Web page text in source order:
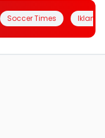
Soccer Times Iklanin